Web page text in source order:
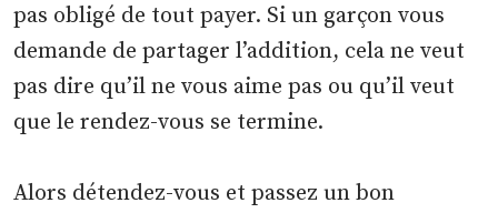
pas obligé de tout payer. Si un garçon vous
demande de partager l’addition, cela ne veut
pas dire qu’il ne vous aime pas ou qu’il veut
que le rendez-vous se termine.
Alors détendez-vous et passez un bon